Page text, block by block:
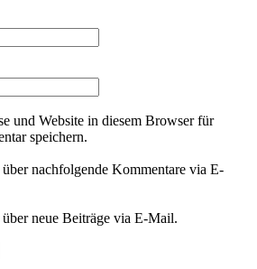
und Website in diesem Browser für
speichern.
nachfolgende Kommentare via E-
neue Beiträge via E-Mail.